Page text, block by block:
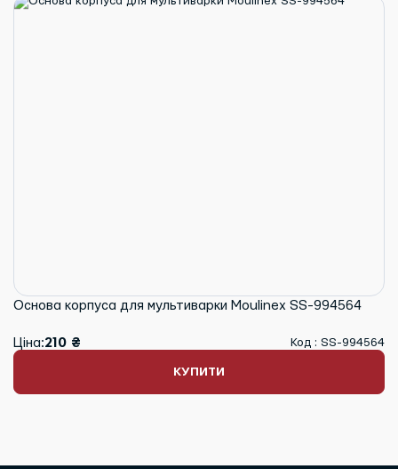
Основа корпуса для мультиварки Moulinex SS-994564
Ціна:210 ₴ Код : SS-994564
КУПИТИ